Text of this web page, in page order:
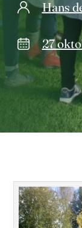
Hans
27